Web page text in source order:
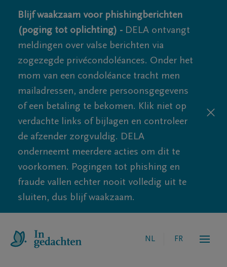
Blijf waakzaam voor phishingberichten
(poging tot oplichting) - DELA ontvangt
meldingen over valse berichten via
zogezegde privécondoléances. Onder het
mom van een condoléance tracht men
mailadressen, andere persoonsgegevens
of een betaling te bekomen. Klik niet op
verdachte links of bijlagen en controleer
de afzender zorgvuldig. DELA
onderneemt meerdere acties om dit te
voorkomen. Pogingen tot phishing en
fraude vallen echter nooit volledig uit te
sluiten, dus blijf waakzaam.
NL FR